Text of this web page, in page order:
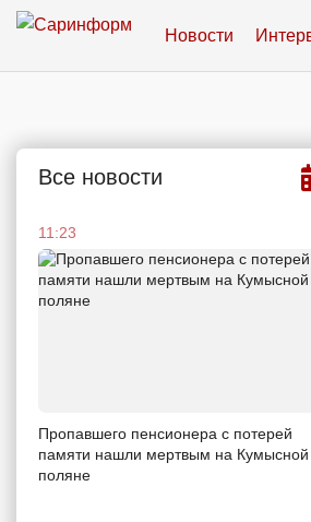
Новости
Все новости
11:23
Пропавшего пенсионера с потерей
памяти нашли мертвым на Кумысной
поляне